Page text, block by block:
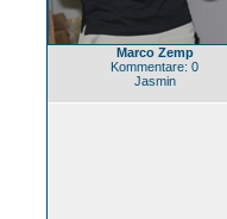
Marco Zemp
Kommentare: 0
Jasmin